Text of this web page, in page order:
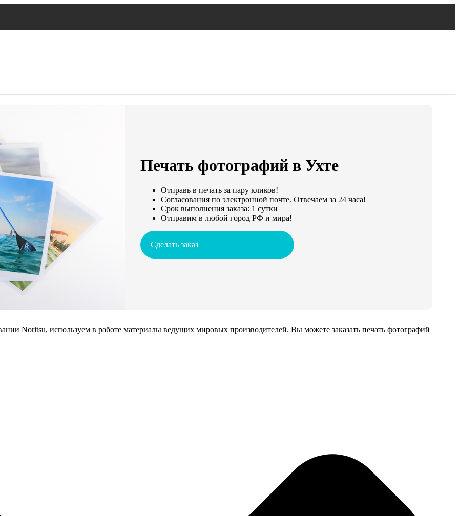
Печать фотографий в Ухте
Отправь в печать за пару кликов!
Согласования по электронной почте. Отвечаем за 24 часа!
Срок выполнения заказа: 1 сутки
Отправим в любой город РФ и мира!
Сделать заказ
Noritsu, используем в работе материалы ведущих мировых производителей. Вы можете заказать печать фотографий